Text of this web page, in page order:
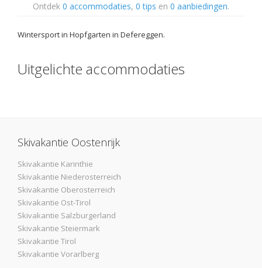
Ontdek 0 accommodaties, 0 tips en 0 aanbiedingen.
Wintersport in Hopfgarten in Defereggen.
Uitgelichte accommodaties
Skivakantie Oostenrijk
Skivakantie Karinthie
Skivakantie Niederosterreich
Skivakantie Oberosterreich
Skivakantie Ost-Tirol
Skivakantie Salzburgerland
Skivakantie Steiermark
Skivakantie Tirol
Skivakantie Vorarlberg